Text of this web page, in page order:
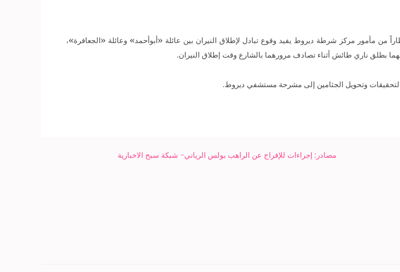
من مأمور مركز شرطة ديروط يفيد وقوع تبادل لإطلاق النيران بين عائلة «أبوأحمد» وعائلة «الجعافرة»،
بطلق ناري طائش أثناء تصادف مرورهما بالشارع وقت إطلاق النيران.
التحقيقات وتحويل الجثامين إلى مشرحة مستشفي ديروط.
مصادر: إجراءات للإفراج عن الراهب بولس الرياني- شبكة سبح الاخبارية